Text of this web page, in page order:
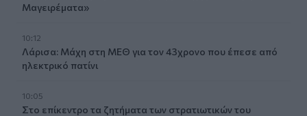
Μαγειρέματα»
10:12
Λάρισα: Μάχη στη ΜΕΘ για τον 43χρονο που έπεσε από
ηλεκτρικό πατίνι
10:05
Στο επίκεντρο τα ζητήματα των στρατιωτικών του